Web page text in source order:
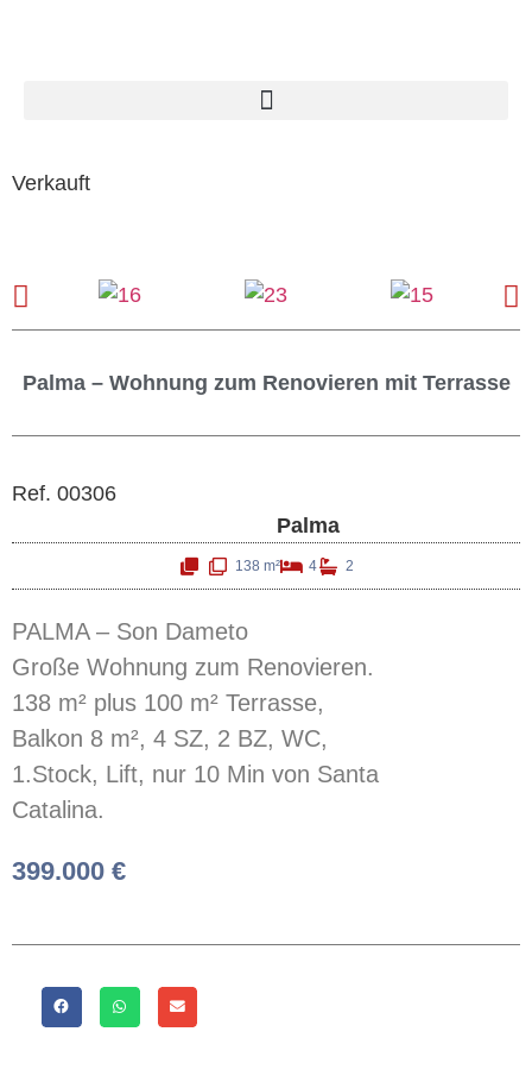
Verkauft
Palma – Wohnung zum Renovieren mit Terrasse
Ref. 00306
Palma
138 m² 4 2
PALMA – Son Dameto
Große Wohnung zum Renovieren.
138 m² plus 100 m² Terrasse,
Balkon 8 m², 4 SZ, 2 BZ, WC,
1.Stock, Lift, nur 10 Min von Santa
Catalina.
399.000 €